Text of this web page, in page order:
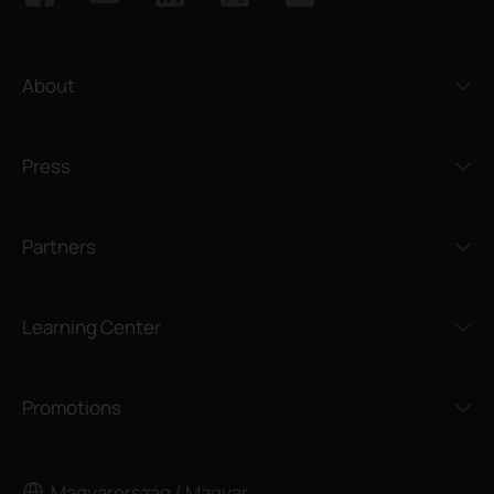
About
Press
Partners
Learning Center
Promotions